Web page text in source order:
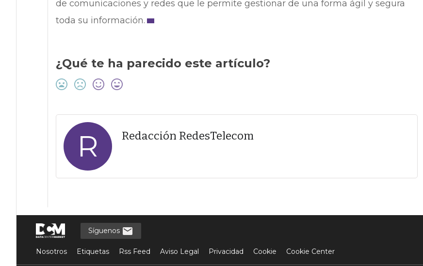
de comunicaciones y redes que le permite gestionar de una forma ágil y segura
toda su información.
¿Qué te ha parecido este artículo?
R Redacción RedesTelecom
Síguenos
Nosotros Etiquetas Rss Feed Aviso Legal Privacidad Cookie Cookie Center